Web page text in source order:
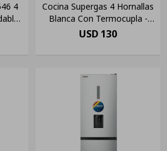
4
Cocina Supergas 4 Hornallas
Blanca Con Termocupla -
Enxuta
USD 130